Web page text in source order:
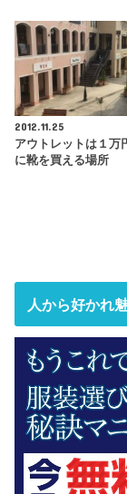
2012.11.25
アウトレットは１万
に靴を買える場所
人から好かれ